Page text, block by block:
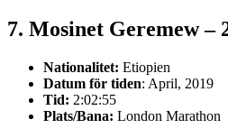
7. Mosinet Geremew –
Nationalitet: Etiopien
Datum för tiden: April, 2019
Tid: 2:02:55
Plats/Bana: London Marathon